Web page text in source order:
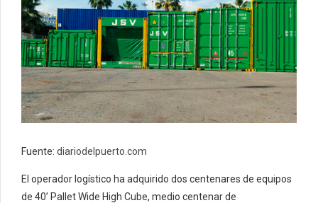
Fuente: diariodelpuerto.com
El operador logístico ha adquirido dos centenares de equipos
de 40’ Pallet Wide High Cube, medio centenar de